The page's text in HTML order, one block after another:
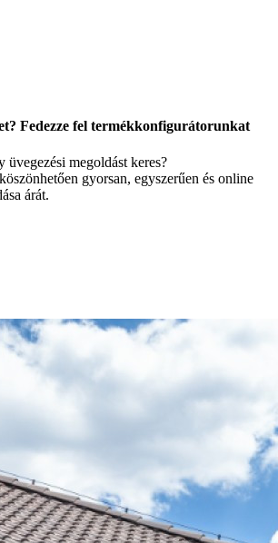
Fedezze fel termékkonfigurátorunkat
megoldást keres?
gyorsan, egyszerűen és online
árát.